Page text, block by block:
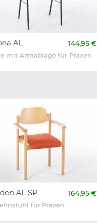
AL 144,95 €
mit Armablage für Praxen
AL SP 164,95 €
für Praxen